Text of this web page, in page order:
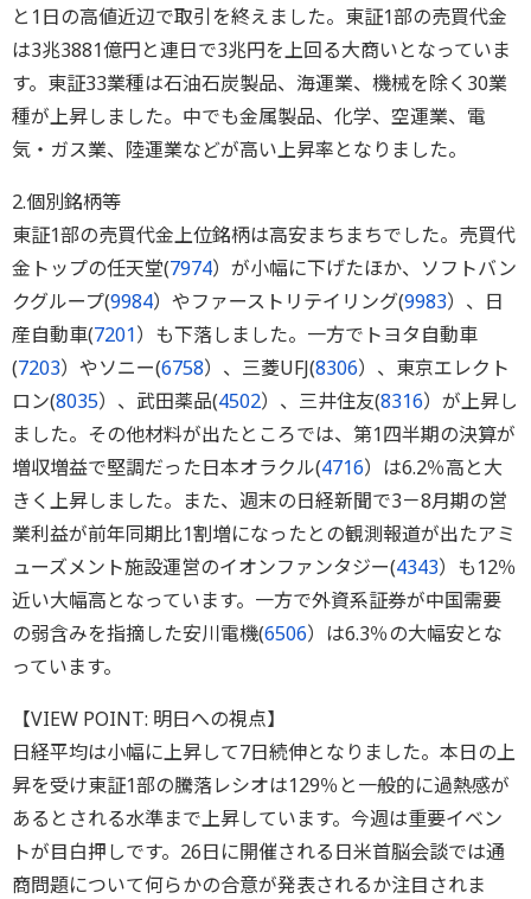
と1日の高値近辺で取引を終えました。東証1部の売買代金
は3兆3881億円と連日で3兆円を上回る大商いとなっていま
す。東証33業種は石油石炭製品、海運業、機械を除く30業
種が上昇しました。中でも金属製品、化学、空運業、電
気・ガス業、陸運業などが高い上昇率となりました。
2.個別銘柄等
東証1部の売買代金上位銘柄は高安まちまちでした。売買代
金トップの任天堂(7974）が小幅に下げたほか、ソフトバン
クグループ(9984）やファーストリテイリング(9983）、日
産自動車(7201）も下落しました。一方でトヨタ自動車
(7203）やソニー(6758）、三菱UFJ(8306）、東京エレクト
ロン(8035）、武田薬品(4502）、三井住友(8316）が上昇し
ました。その他材料が出たところでは、第1四半期の決算が
増収増益で堅調だった日本オラクル(4716）は6.2％高と大
きく上昇しました。また、週末の日経新聞で3－8月期の営
業利益が前年同期比1割増になったとの観測報道が出たアミ
ューズメント施設運営のイオンファンタジー(4343）も12％
近い大幅高となっています。一方で外資系証券が中国需要
の弱含みを指摘した安川電機(6506）は6.3％の大幅安とな
っています。
【VIEW POINT: 明日への視点】
日経平均は小幅に上昇して7日続伸となりました。本日の上
昇を受け東証1部の騰落レシオは129％と一般的に過熱感が
あるとされる水準まで上昇しています。今週は重要イベン
トが目白押しです。26日に開催される日米首脳会談では通
商問題について何らかの合意が発表されるか注目されま